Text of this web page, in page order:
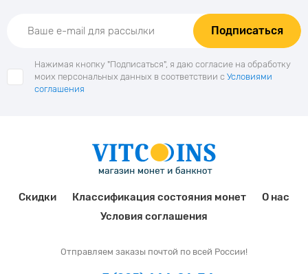
Подписаться
Нажимая кнопку "Подписаться", я даю согласие на обработку
моих персональных данных в соответствии с Условиями
соглашения
Скидки Классификация состояния монет
О нас
Условия соглашения
Отправляем заказы почтой по всей России!